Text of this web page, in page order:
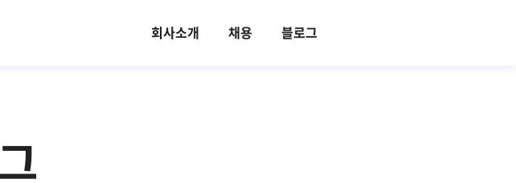
회사소개 채용 블로그